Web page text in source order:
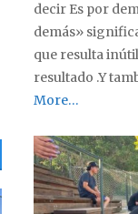
decir Es por
demás»
que resulta
resultado .Y
More…